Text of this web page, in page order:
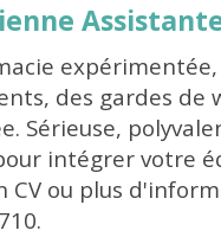
des gardes de
Sérieuse,
intégrer votre
CV ou plus